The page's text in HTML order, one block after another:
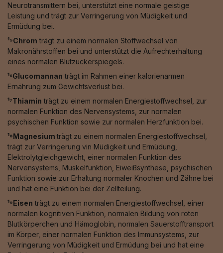
Neurotransmittern bei, unterstützt eine normale geistige
Leistung und trägt zur Verringerung von Müdigkeit und
Ermüdung bei.
¹⁵Chrom trägt zu einem normalen Stoffwechsel von
Makronährstoffen bei und unterstützt die Aufrechterhaltung
eines normalen Blutzuckerspiegels.
¹⁶Glucomannan trägt im Rahmen einer kalorienarmen
Ernährung zum Gewichtsverlust bei.
¹⁷Thiamin trägt zu einem normalen Energiestoffwechsel, zur
normalen Funktion des Nervensystems, zur normalen
psychischen Funktion sowie zur normalen Herzfunktion bei.
¹⁸Magnesiumträgt zu einem normalen Energiestoffwechsel,
trägt zur Verringerung vin Müdigkeit und Ermüdung,
Elektrolytgleichgewicht, einer normalen Funktion des
Nervensystems, Muskelfunktion, Eiweißsynthese, psychischen
Funktion sowie zur Erhaltung normaler Knochen und Zähne bei
und hat eine Funktion bei der Zellteilung.
¹⁹Eisen trägt zu einem normalen Energiestoffwechsel, einer
normalen kognitiven Funktion, normalen Bildung von roten
Blutkörperchen und Hämoglobin, normalen Sauerstofftransport
im Körper, einer normalen Funktion des Immunsystems, zur
Verringerung von Müdigkeit und Ermüdung bei und hat eine